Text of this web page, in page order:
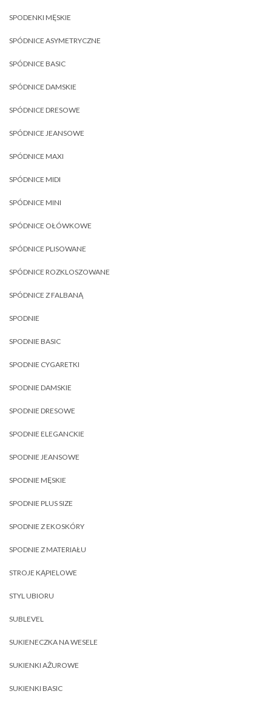
SPODENKI MĘSKIE
SPÓDNICE ASYMETRYCZNE
SPÓDNICE BASIC
SPÓDNICE DAMSKIE
SPÓDNICE DRESOWE
SPÓDNICE JEANSOWE
SPÓDNICE MAXI
SPÓDNICE MIDI
SPÓDNICE MINI
SPÓDNICE OŁÓWKOWE
SPÓDNICE PLISOWANE
SPÓDNICE ROZKLOSZOWANE
SPÓDNICE Z FALBANĄ
SPODNIE
SPODNIE BASIC
SPODNIE CYGARETKI
SPODNIE DAMSKIE
SPODNIE DRESOWE
SPODNIE ELEGANCKIE
SPODNIE JEANSOWE
SPODNIE MĘSKIE
SPODNIE PLUS SIZE
SPODNIE Z EKOSKÓRY
SPODNIE Z MATERIAŁU
STROJE KĄPIELOWE
STYL UBIORU
SUBLEVEL
SUKIENECZKA NA WESELE
SUKIENKI AŻUROWE
SUKIENKI BASIC